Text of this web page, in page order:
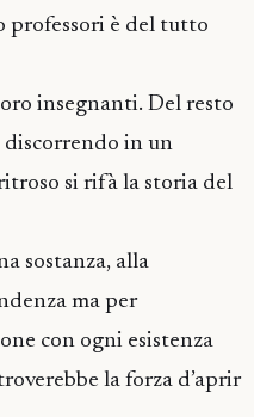
professori è del tutto
insegnanti. Del resto
discorrendo in un
si rifà la storia del
sostanza, alla
ma per
con ogni esistenza
la forza d’aprir